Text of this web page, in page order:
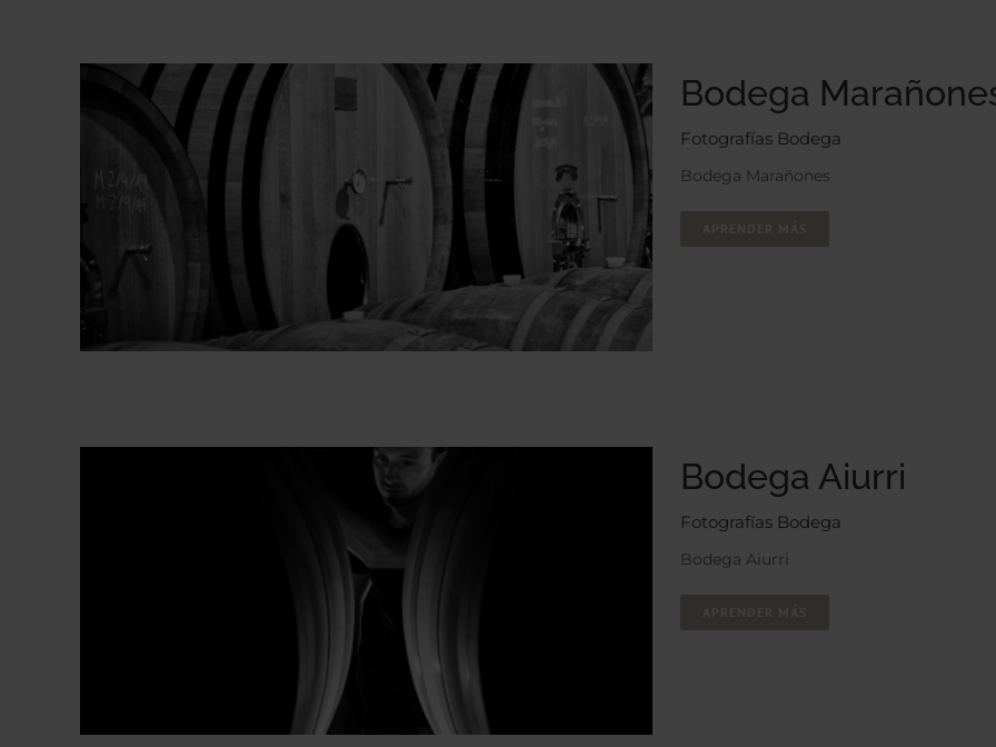
Bodega
Fotografías Bodega
Bodega Marañones
Bodega Aiurri
Fotografías Bodega
Bodega Aiurri
Fotografías Bodega
Bodega Aiurri
Bodega Aiurri
Fotografías Bodega